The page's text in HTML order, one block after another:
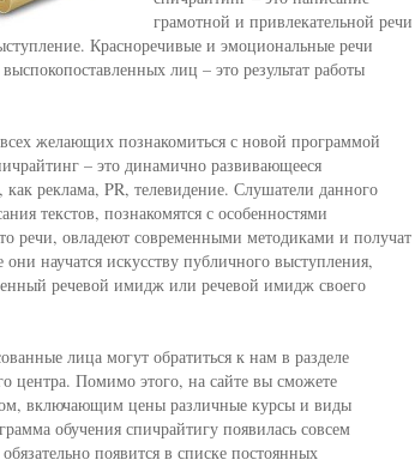
грамотной и привлекательной речи
Красноречивые и эмоциональные речи
лиц – это результат работы
желающих познакомиться с новой программой
– это динамично развивающееся
как реклама, PR, телевидение. Слушатели данного
текстов, познакомятся с особенностями
речи, овладеют современными методиками и получат
научатся искусству публичного выступления,
речевой имидж или речевой имидж своего
лица могут обратиться к нам в разделе
центра. Помимо этого, на сайте вы сможете
включающим цены различные курсы и виды
обучения спичрайтигу появилась совсем
появится в списке постоянных